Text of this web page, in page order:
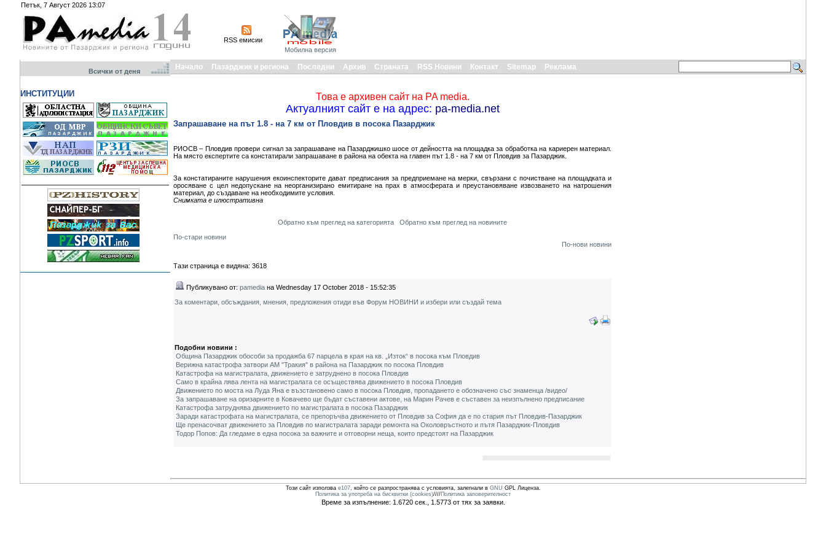
Петък, 7 Август 2026 13:07
RSS емисии
Мобилна версия
Всички от деня
ИНСТИТУЦИИ
Начало Пазарджик и региона Последни Архив Страната RSS Новини Контакт Sitemap Реклама
Това е архивен сайт на PA media.
Актуалният сайт е на адрес: pa-media.net
Запрашаване на път 1.8 - на 7 км от Пловдив в посока Пазарджик
РИОСВ – Пловдив провери сигнал за запрашаване на Пазарджишко шосе от дейността на площадка за обработка на кариерен материал.
На място експертите са констатирали запрашаване в района на обекта на главен път 1.8 - на 7 км от Пловдив за Пазарджик.
За констатираните нарушения екоинспекторите дават предписания за предприемане на мерки, свързани с почистване на площадката и
оросяване с цел недопускане на неорганизирано емитиране на прах в атмосферата и преустановяване извозването на натрошения
материал, до създаване на необходимите условия.
Снимката е илюстративна
Обратно към преглед на категорията
Обратно към преглед на новините
По-стари новини
По-нови новини
Тази страница е видяна: 3618
Публикувано от: pamedia на Wednesday 17 October 2018 - 15:52:35
За коментари, обсъждания, мнения, предложения отиди във Форум НОВИНИ и избери или създай тема
Подобни новини :
Община Пазарджик обособи за продажба 67 парцела в края на кв. „Изток“ в посока към Пловдив
Верижна катастрофа затвори АМ "Тракия" в района на Пазарджик по посока Пловдив
Катастрофа на магистралата, движението е затруднено в посока Пловдив
Само в крайна лява лента на магистралата се осъществява движението в посока Пловдив
Движението по моста на Луда Яна е възстановено само в посока Пловдив, пропадането е обозначено със знаменца /видео/
За запрашаване на оризарните в Ковачево ще бъдат съставени актове, на Марин Рачев е съставен за неизпълнено предписание
Катастрофа затруднява движението по магистралата в посока Пазарджик
Заради катастрофата на магистралата, се препоръчва движението от Пловдив за София да е по стария път Пловдив-Пазарджик
Ще пренасочват движението за Пловдив по магистралата заради ремонта на Околовръстното и пътя Пазарджик-Пловдив
Тодор Попов: Да гледаме в една посока за важните и отговорни неща, които предстоят на Пазарджик
Този сайт използва e107, който се разпространява с условията, залегнали в GNU GPL Лиценза.
Политика за употреба на бисквитки (cookies)////Политика заповерителност
Време за изпълнение: 1.6720 сек., 1.5773 от тях за заявки.